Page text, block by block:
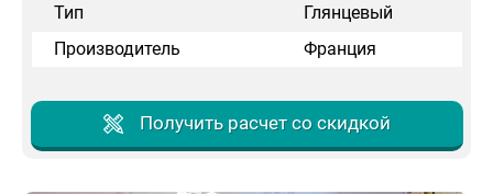
Тип
Глянцевый
Производитель
Франция
Получить расчет со скидкой